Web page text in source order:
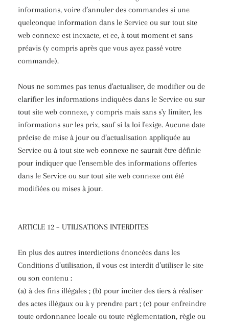
informations, voire d’annuler des commandes si une
quelconque information dans le Service ou sur tout site
web connexe est inexacte, et ce, à tout moment et sans
préavis (y compris après que vous ayez passé votre
commande).
Nous ne sommes pas tenus d'actualiser, de modifier ou de
clarifier les informations indiquées dans le Service ou sur
tout site web connexe, y compris mais sans s'y limiter, les
informations sur les prix, sauf si la loi l'exige. Aucune date
précise de mise à jour ou d’actualisation appliquée au
Service ou à tout site web connexe ne saurait être définie
pour indiquer que l'ensemble des informations offertes
dans le Service ou sur tout site web connexe ont été
modifiées ou mises à jour.
ARTICLE 12 – UTILISATIONS INTERDITES
En plus des autres interdictions énoncées dans les
Conditions d’utilisation, il vous est interdit d’utiliser le site
ou son contenu :
(a) à des fins illégales ; (b) pour inciter des tiers à réaliser
des actes illégaux ou à y prendre part ; (c) pour enfreindre
toute ordonnance locale ou toute réglementation, règle ou